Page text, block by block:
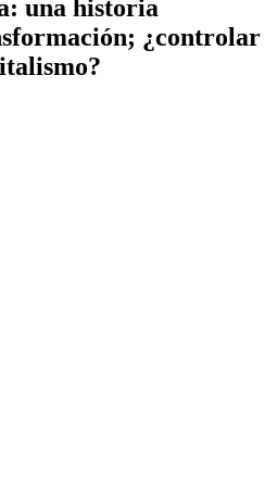
una historia
¿controlar